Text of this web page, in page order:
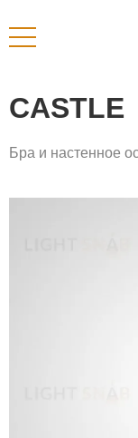
CASTLE
Бра и настенное